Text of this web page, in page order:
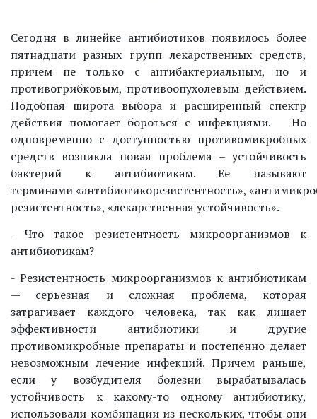
Сегодня в линейке антибиотиков появилось более
пятнадцати разных групп лекарственных средств,
причем не только с антибактериальным, но и
противогрибковым, противоопухолевым действием.
Подобная широта выбора и расширенный спектр
действия помогает бороться с инфекциями. Но
одновременно с доступностью противомикробных
средств возникла новая проблема – устойчивость
бактерий к антибиотикам. Ее называют
терминами «антибиотикорезистентность»,
резистентность», «лекарственная устойчивость».
- Что такое резистентность микроорганизмов к
антибиотикам?
- Резистентность микроорганизмов к антибиотикам
— серьезная и сложная проблема, которая
затрагивает каждого человека, так как лишает
эффективности антибиотики и другие
противомикробные препараты и постепенно делает
невозможным лечение инфекций. Причем раньше,
если у возбудителя болезни вырабатывалась
устойчивость к какому-то одному антибиотику,
использовали комбинации из нескольких, чтобы они